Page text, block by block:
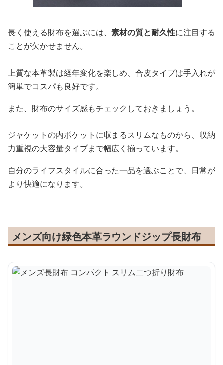
長く使える財布を選ぶには、 素材の質と耐久性に注目する
ことが欠かせません。
上質な本革製は経年変化を楽しめ、合皮タイプは手入れが
簡単でコスパも良好です。
また、財布のサイズ感もチェックしておきましょう。
ジャケットの内ポケットに収まるスリムなものから、収納
力重視の大容量タイプまで幅広く揃っています。
自分のライフスタイルに合った一品を選ぶことで、日常が
より快適になります。
メンズ向け緑色本革ラウンドジップ長財布